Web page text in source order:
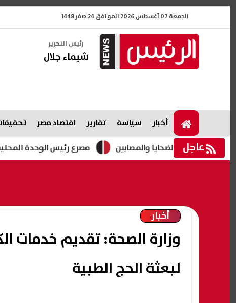
الجمعة 07 أغسطس 2026 الموافق 24 صفر 1448
رئيس التحرير
شيماء جلال
أخبار سياسة تقارير اقتصاد مصر
عاجل مصرع رئيس الوحدة المحلية بقرية لأسر الضحايا والمصابين
أخبار
لبعثة الحج الطبية